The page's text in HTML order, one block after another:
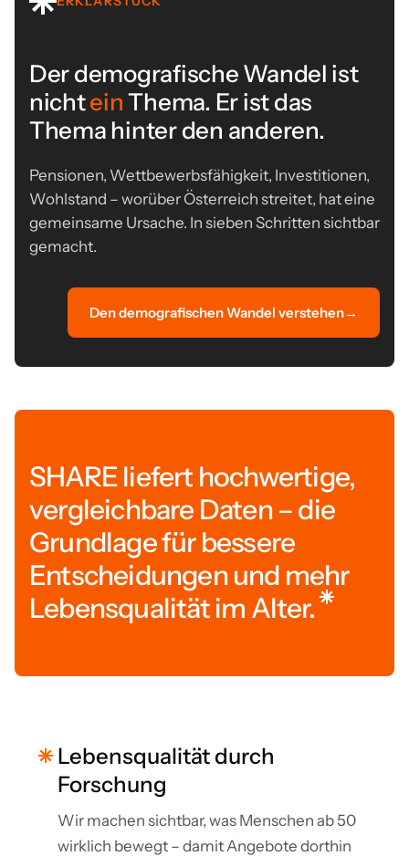
Der demografische Wandel ist
nichteinThema. Er ist das
Thema hinter den anderen.
Pensionen, Wettbewerbsfähigkeit, Investitionen,
Wohlstand – worüber Österreich streitet, hat eine
gemeinsame Ursache. In sieben Schritten sichtbar
gemacht.
Den demografischen Wandel verstehen→
SHARE liefert hochwertige,
vergleichbare Daten – die
Grundlage für bessere
Entscheidungen und mehr
Lebensqualität im Alter.
Lebensqualität durch
Forschung
Wir machen sichtbar, was Menschen ab 50
wirklich bewegt – damit Angebote dorthin